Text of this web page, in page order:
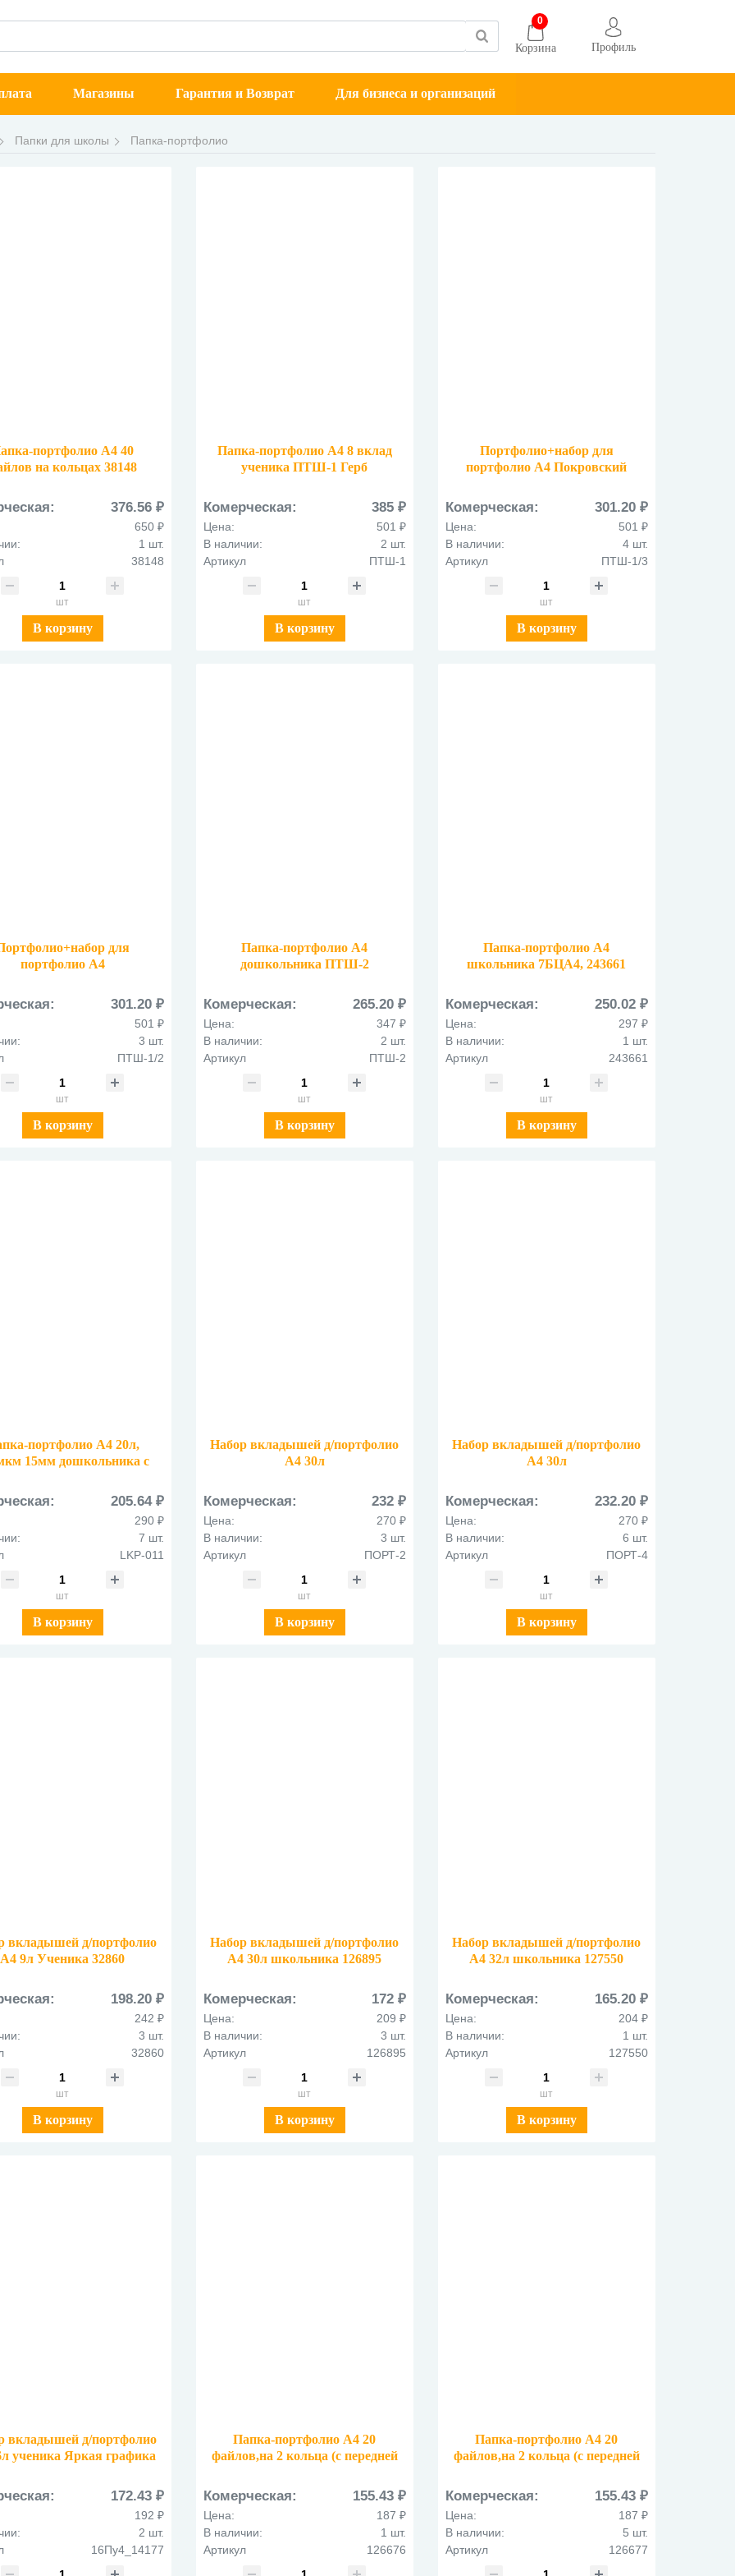
0
Корзина Профиль
Магазины Гарантия и Возврат Для бизнеса и организаций
Папки для школы Папка-портфолио
портфолио А4 40
на кольцах 38148
376.56 ₽
650 ₽
1 шт.
38148
шт
В корзину
Папка-портфолио А4 8 вклад
ученика ПТШ-1 Герб
Комерческая: 385 ₽
Цена:
501 ₽
В наличии:
2 шт.
Артикул
ПТШ-1
шт
В корзину
Портфолио+набор для
портфолио А4 Покровский
Комерческая: 301.20 ₽
Цена:
501 ₽
В наличии:
4 шт.
Артикул
ПТШ-1/3
шт
В корзину
для
портфолио А4
301.20 ₽
501 ₽
3 шт.
ПТШ-1/2
шт
В корзину
Папка-портфолио А4
дошкольника ПТШ-2
Комерческая: 265.20 ₽
Цена:
347 ₽
В наличии:
2 шт.
Артикул
ПТШ-2
шт
В корзину
Папка-портфолио А4
школьника 7БЦА4, 243661
Комерческая: 250.02 ₽
Цена:
297 ₽
В наличии:
1 шт.
Артикул
243661
шт
В корзину
портфолио А4 20л,
15мм дошкольника с
205.64 ₽
290 ₽
7 шт.
LKP-011
шт
В корзину
Набор вкладышей д/портфолио
А4 30л
Комерческая: 232 ₽
Цена:
270 ₽
В наличии:
3 шт.
Артикул
ПОРТ-2
шт
В корзину
Набор вкладышей д/портфолио
А4 30л
Комерческая: 232.20 ₽
Цена:
270 ₽
В наличии:
6 шт.
Артикул
ПОРТ-4
шт
В корзину
вкладышей д/портфолио
А4 9л Ученика 32860
198.20 ₽
242 ₽
3 шт.
32860
шт
В корзину
Набор вкладышей д/портфолио
А4 30л школьника 126895
Комерческая: 172 ₽
Цена:
209 ₽
В наличии:
3 шт.
Артикул
126895
шт
В корзину
Набор вкладышей д/портфолио
А4 32л школьника 127550
Комерческая: 165.20 ₽
Цена:
204 ₽
В наличии:
1 шт.
Артикул
127550
шт
В корзину
вкладышей д/портфолио
ученика Яркая графика
172.43 ₽
192 ₽
2 шт.
16Пу4_14177
Папка-портфолио А4 20
файлов,на 2 кольца (с передней
Комерческая: 155.43 ₽
Цена:
187 ₽
В наличии:
1 шт.
Артикул
126676
Папка-портфолио А4 20
файлов,на 2 кольца (с передней
Комерческая: 155.43 ₽
Цена:
187 ₽
В наличии:
5 шт.
Артикул
126677